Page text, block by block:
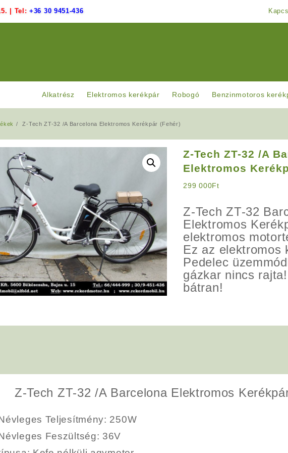
| Tel:+36 30 9451-436
Alkatrész Elektromos kerékpár Robogó Benzinmotoros
Z-Tech ZT-32 /A Barcelona Elektromos Kerékpár (Fehér)
Z-Tech ZT-32 /A
Elektromos
299 000Ft
Z-Tech ZT-32
Elektromos
elektromos
Ez az elektromos
Pedelec
gázkar nincs
bátran!
Z-Tech ZT-32 /A Barcelona Elektromos
Teljesítmény: 250W
Feszültség: 36V